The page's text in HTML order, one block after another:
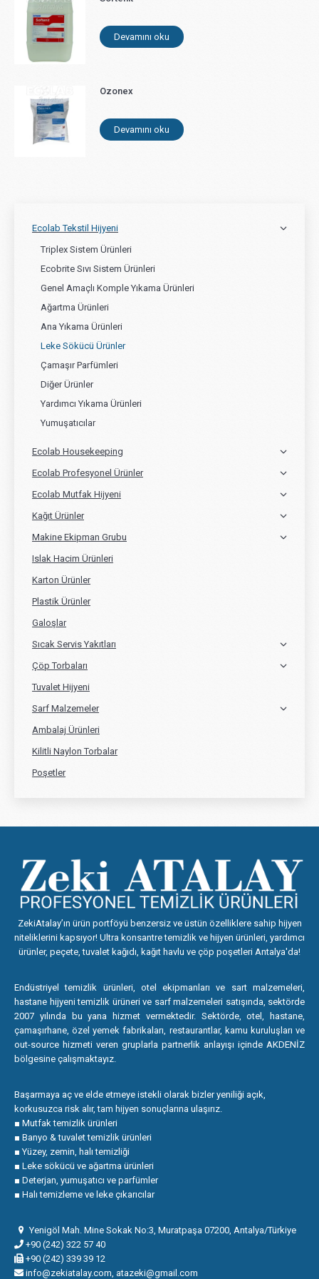
Devamını oku
Ozonex
Devamını oku
Ecolab Tekstil Hijyeni
Triplex Sistem Ürünleri
Ecobrite Sıvı Sistem Ürünleri
Genel Amaçlı Komple Yıkama Ürünleri
Ağartma Ürünleri
Ana Yıkama Ürünleri
Leke Sökücü Ürünler
Çamaşır Parfümleri
Diğer Ürünler
Yardımcı Yıkama Ürünleri
Yumuşatıcılar
Ecolab Housekeeping
Ecolab Profesyonel Ürünler
Ecolab Mutfak Hijyeni
Kağıt Ürünler
Makine Ekipman Grubu
Islak Hacim Ürünleri
Karton Ürünler
Plastik Ürünler
Galoşlar
Sıcak Servis Yakıtları
Çöp Torbaları
Tuvalet Hijyeni
Sarf Malzemeler
Ambalaj Ürünleri
Kilitli Naylon Torbalar
Poşetler
ZekiAtalay’ın ürün portföyü benzersiz ve üstün özelliklere sahip hijyen
niteliklerini kapsıyor! Ultra konsantre temizlik ve hijyen ürünleri, yardımcı
ürünler, peçete, tuvalet kağıdı, kağıt havlu ve çöp poşetleri Antalya'da!
Endüstriyel temizlik ürünleri, otel ekipmanları ve sart malzemeleri,
hastane hijyeni temizlik ürüneri ve sarf malzemeleri satışında, sektörde
2007 yılında bu yana hizmet vermektedir. Sektörde, otel, hastane,
çamaşırhane, özel yemek fabrikaları, restaurantlar, kamu kuruluşları ve
out-source hizmeti veren gruplarla partnerlik anlayışı içinde AKDENİZ
bölgesine çalışmaktayız.
Başarmaya aç ve elde etmeye istekli olarak bizler yeniliği açık,
korkusuzca risk alır, tam hijyen sonuçlarına ulaşırız.
■ Mutfak temizlik ürünleri
■ Banyo & tuvalet temizlik ürünleri
■ Yüzey, zemin, halı temizliği
■ Leke sökücü ve ağartma ürünleri
■ Deterjan, yumuşatıcı ve parfümler
■ Halı temizleme ve leke çıkarıcılar
Yenigöl Mah. Mine Sokak No:3, Muratpaşa 07200, Antalya/Türkiye
+90 (242) 322 57 40
+90 (242) 339 39 12
info@zekiatalay.com, atazeki@gmail.com